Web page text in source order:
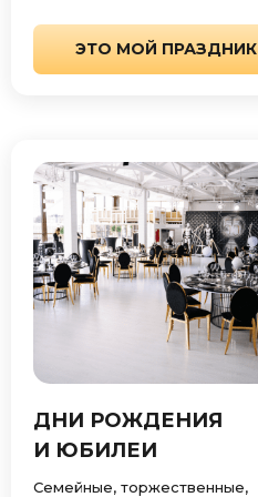
ЭТО МОЙ ПРАЗДНИК
ДНИ РОЖДЕНИЯ
И ЮБИЛЕИ
Семейные, торжественные,